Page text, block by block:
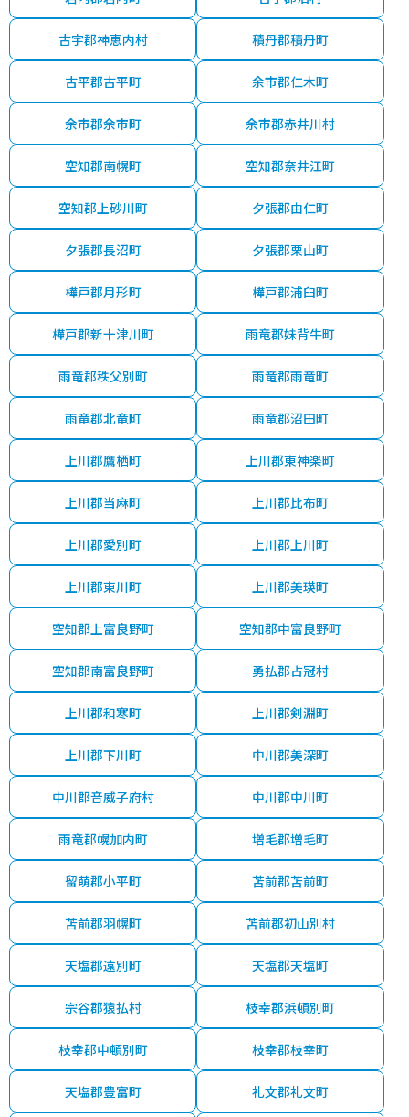
古宇郡神恵内村 積丹郡積丹町
古平郡古平町 余市郡仁木町
余市郡余市町 余市郡赤井川村
空知郡南幌町 空知郡奈井江町
空知郡上砂川町 夕張郡由仁町
夕張郡長沼町 夕張郡栗山町
樺戸郡月形町 樺戸郡浦臼町
樺戸郡新十津川町 雨竜郡妹背牛町
雨竜郡秩父別町 雨竜郡雨竜町
雨竜郡北竜町 雨竜郡沼田町
上川郡鷹栖町 上川郡東神楽町
上川郡当麻町 上川郡比布町
上川郡愛別町 上川郡上川町
上川郡東川町 上川郡美瑛町
空知郡上富良野町 空知郡中富良野町
空知郡南富良野町 勇払郡占冠村
上川郡和寒町 上川郡剣淵町
上川郡下川町 中川郡美深町
中川郡音威子府村 中川郡中川町
雨竜郡幌加内町 増毛郡増毛町
留萌郡小平町 苫前郡苫前町
苫前郡羽幌町 苫前郡初山別村
天塩郡遠別町 天塩郡天塩町
宗谷郡猿払村 枝幸郡浜頓別町
枝幸郡中頓別町 枝幸郡枝幸町
天塩郡豊富町 礼文郡礼文町